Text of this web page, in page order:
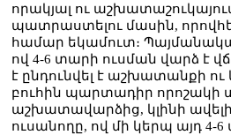
որակյալ ու
պատրաստելու մասին,
համար եկամուտ։
ով 4-6 տարի ուսման վարձ է
է ընդունվել է աշխատանքի ու
բուհին պարտադիր որոշակի
աշխատավարձից, կլինի
ուսանողը, ով մի կերպ այդ 4-6